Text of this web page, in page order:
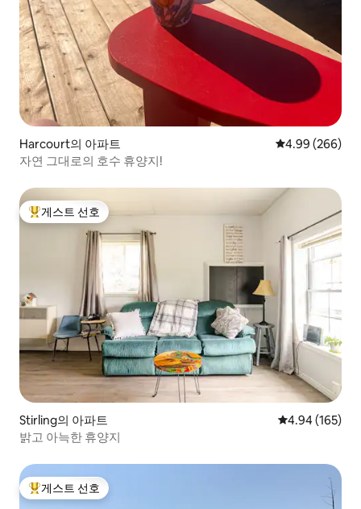
Harcourt의 아파트 평점 4.99점(5
4.99 (266)
자연 그대로의 호수 휴양지!
상위 게스트 선호
게스트 선호
Stirling의 아파트 평점 4.94점(5
4.94 (165)
밝고 아늑한 휴양지
상위 게스트 선호
게스트 선호